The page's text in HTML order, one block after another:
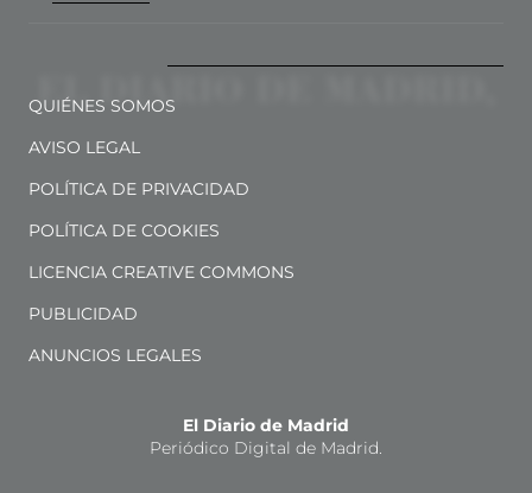
QUIÉNES SOMOS
AVISO LEGAL
POLÍTICA DE PRIVACIDAD
POLÍTICA DE COOKIES
LICENCIA CREATIVE COMMONS
PUBLICIDAD
ANUNCIOS LEGALES
El Diario de Madrid
Periódico Digital de Madrid.